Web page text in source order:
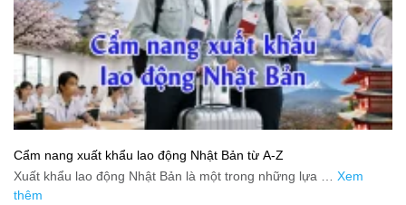
Cẩm nang xuất khẩu lao động Nhật Bản từ A-Z
Xuất khẩu lao động Nhật Bản là một trong những lựa … Xem
thêm